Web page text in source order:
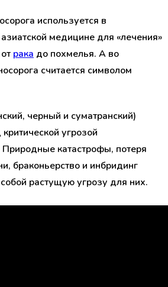
используется в
медицине для «лечения»
рака до похмелья. А во
считается символом
черный и суматранский)
угрозой
Природные катастрофы, потеря
браконьерство и инбридинг
растущую угрозу для них.